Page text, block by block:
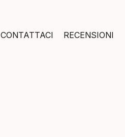
CONTATTACI RECENSIONI